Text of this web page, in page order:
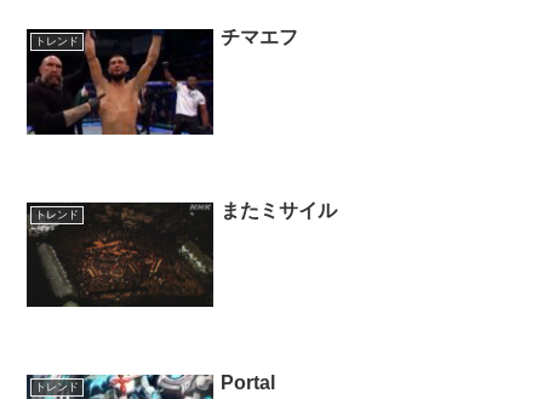
トレンド チマエフ
トレンド またミサイル
トレンド Portal